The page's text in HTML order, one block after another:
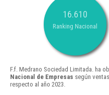
16.610
Ranking Nacional
F.f. Medrano Sociedad Limitada. ha
Nacional de Empresas según
respecto al año 2023.